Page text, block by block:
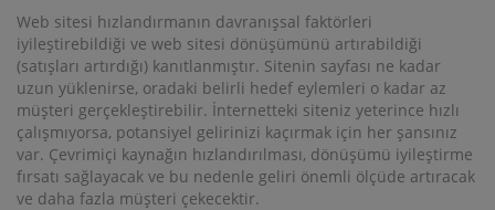
Web sitesi hızlandırmanın davranışsal faktörleri
iyileştirebildiği ve web sitesi dönüşümünü artırabildiği
(satışları artırdığı) kanıtlanmıştır. Sitenin sayfası ne kadar
uzun yüklenirse, oradaki belirli hedef eylemleri o kadar az
müşteri gerçekleştirebilir. İnternetteki siteniz yeterince hızlı
çalışmıyorsa, potansiyel gelirinizi kaçırmak için her şansınız
var. Çevrimiçi kaynağın hızlandırılması, dönüşümü iyileştirme
fırsatı sağlayacak ve bu nedenle geliri önemli ölçüde artıracak
ve daha fazla müşteri çekecektir.